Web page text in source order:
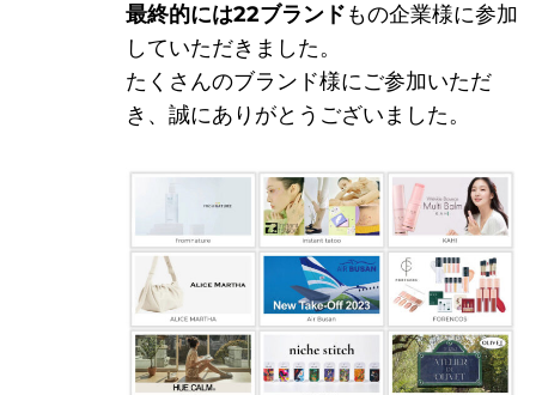
本・
最終的には22ブランドもの企業様に参加
していただきました。
たくさんのブランド様にご参加いただ
き、誠にありがとうございました。